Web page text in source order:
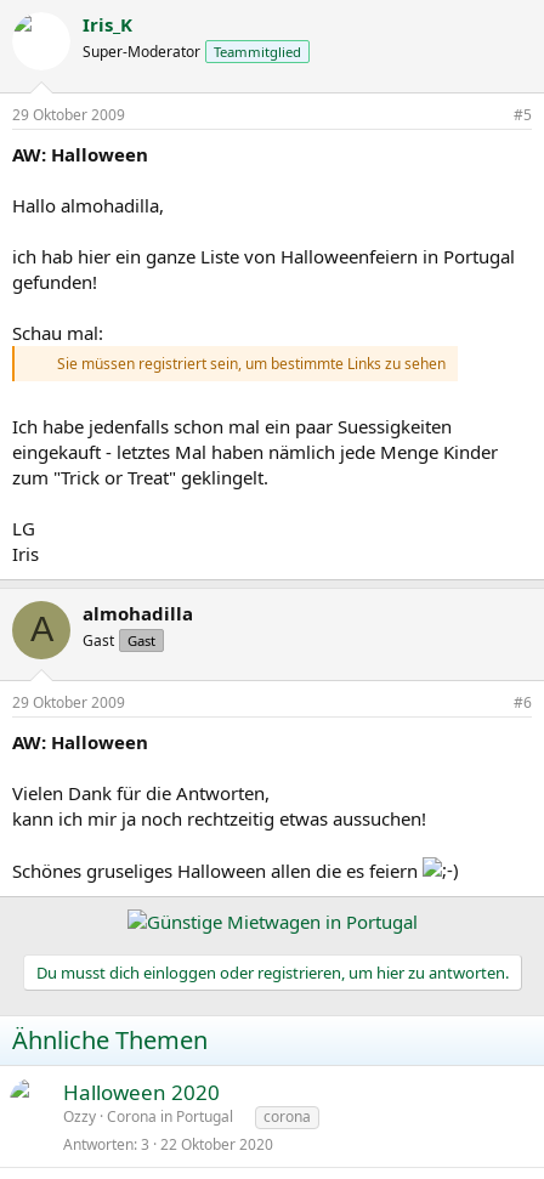
Iris_K
Super-Moderator Teammitglied
29 Oktober 2009 #5
AW: Halloween
Hallo almohadilla,
ich hab hier ein ganze Liste von Halloweenfeiern in Portugal
gefunden!
Schau mal:
Sie müssen registriert sein, um bestimmte Links zu sehen
Ich habe jedenfalls schon mal ein paar Suessigkeiten
eingekauft - letztes Mal haben nämlich jede Menge Kinder
zum "Trick or Treat" geklingelt.
LG
Iris
A almohadilla
Gast Gast
29 Oktober 2009 #6
AW: Halloween
Vielen Dank für die Antworten,
kann ich mir ja noch rechtzeitig etwas aussuchen!
Schönes gruseliges Halloween allen die es feiern
Du musst dich einloggen oder registrieren, um hier zu antworten.
Ähnliche Themen
Halloween 2020
Ozzy Corona in Portugal
corona
Antworten 3 22 Oktober 2020